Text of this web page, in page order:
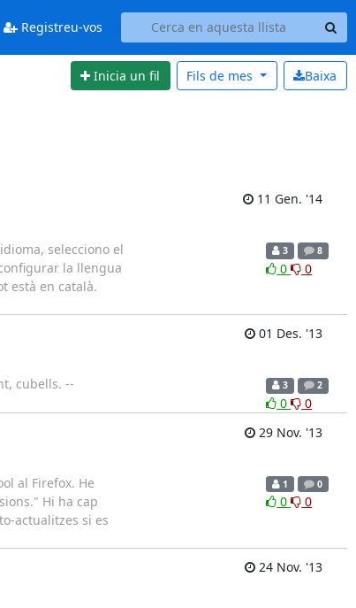
Registreu-vos
Inicia un fil Baixa
Fils de mes
11 Gen. '14
selecciono el
la llengua
està en català.
3 8
0 0
01 Des. '13
cubells. -- 3 2
0
0
29 Nov. '13
al Firefox. He
Hi ha cap
actualitzes si es
1 0
0 0
24 Nov. '13